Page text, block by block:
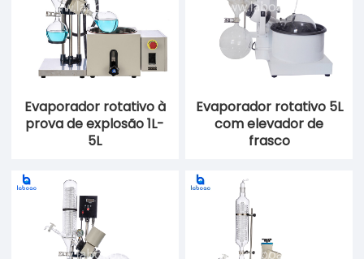
Evaporador rotativo à
prova de explosão 1L-
5L
Evaporador rotativo 5L
com elevador de
frasco